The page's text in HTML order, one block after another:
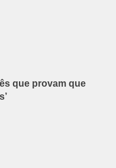
que provam que